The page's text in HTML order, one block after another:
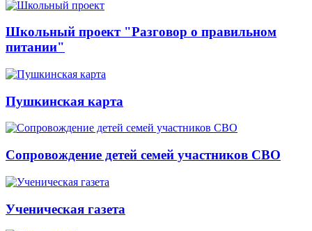
Школьный проект "Разговор о правильном
питании"
Пушкинская карта
Сопровождение детей семей участников СВО
Ученическая газета